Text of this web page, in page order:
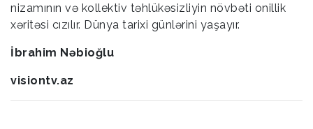
nizamının və kollektiv təhlükəsizliyin növbəti onillik
xəritəsi cızılır. Dünya tarixi günlərini yaşayır.
İbrahim Nəbioğlu
visiontv.az